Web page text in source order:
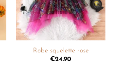
Robe squelette rose
€24.90